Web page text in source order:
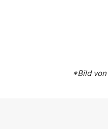
*Bild von